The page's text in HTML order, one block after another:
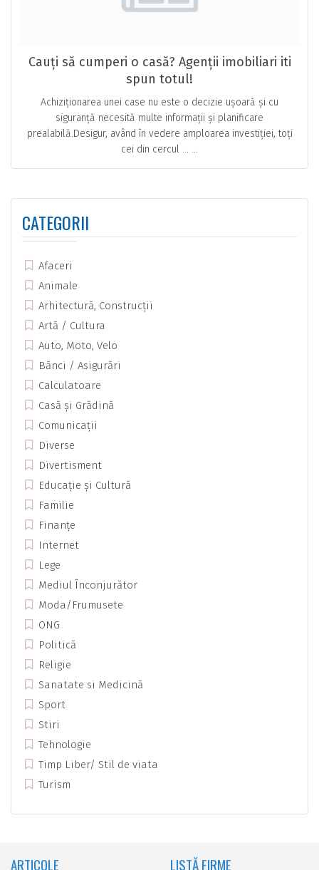
Cauți să cumperi o casă? Agenții imobiliari iti
spun totul!
Achiziționarea unei case nu este o decizie ușoară și cu
siguranță necesită multe informații și planificare
prealabilă.Desigur, având în vedere amploarea investiției, toți
cei din cercul … ...
CATEGORII
Afaceri
Animale
Arhitectură, Construcții
Artă / Cultura
Auto, Moto, Velo
Bănci / Asigurări
Calculatoare
Casă și Grădină
Comunicații
Diverse
Divertisment
Educație și Cultură
Familie
Finanțe
Internet
Lege
Mediul Înconjurător
Moda/Frumusete
ONG
Politică
Religie
Sanatate si Medicină
Sport
Stiri
Tehnologie
Timp Liber/ Stil de viata
Turism
ARTICOLE LISTĂ FIRME